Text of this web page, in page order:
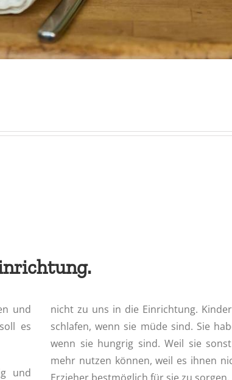
und
es
und
nicht zu uns in die Einrichtung.
schlafen, wenn sie müde sind. Sie
wenn sie hungrig sind. Weil sie
mehr nutzen können, weil es ihnen